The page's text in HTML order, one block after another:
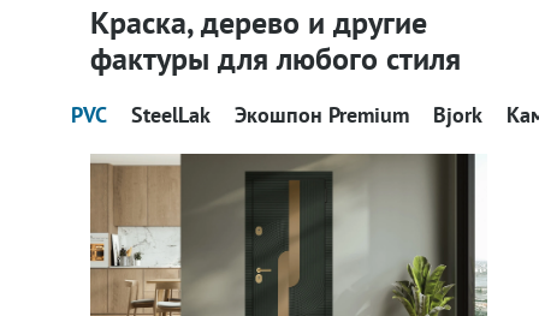
Краска, дерево и другие
фактуры для любого стиля
PVC SteelLak Экошпон Premium Bjork